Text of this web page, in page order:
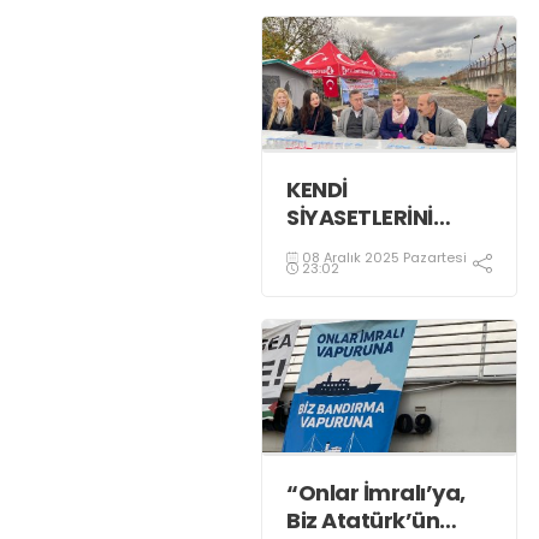
KENDİ
SİYASETLERİNİ
FİNANSE ETMEK
İÇİN KOCAELİ'Yİ
08 Aralık 2025 Pazartesi
23:02
“Onlar İmralı’ya,
Biz Atatürk’ün